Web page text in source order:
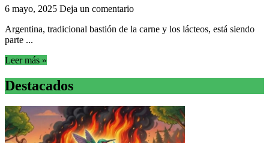
6 mayo, 2025 Deja un comentario
Argentina, tradicional bastión de la carne y los lácteos, está siendo
parte ...
Leer más »
Destacados